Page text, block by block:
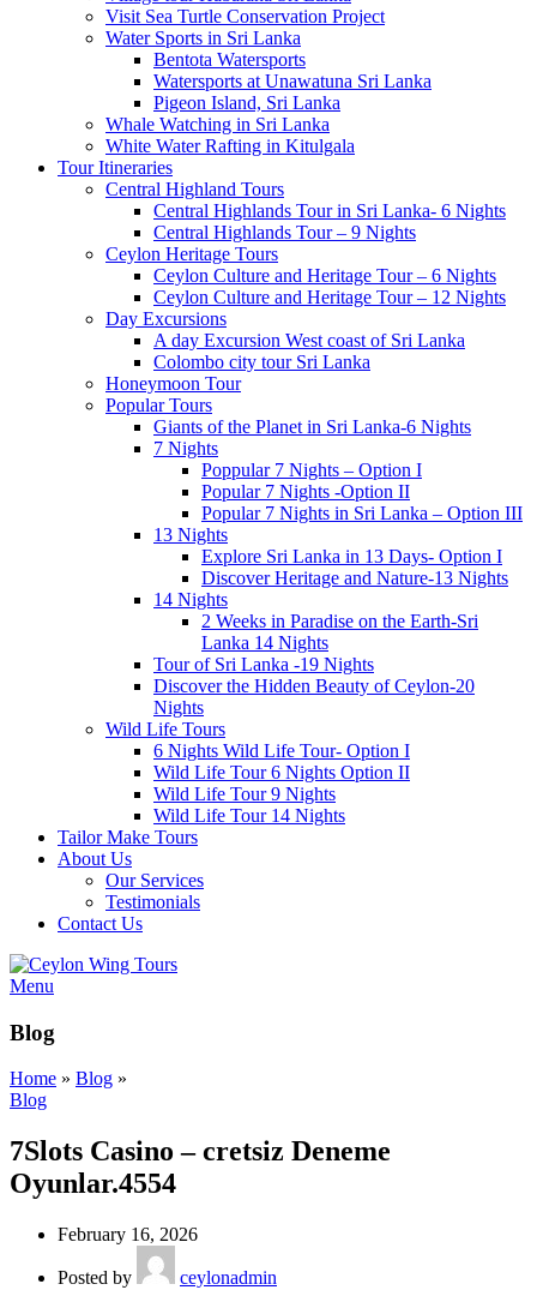
Visit Sea Turtle Conservation Project
Water Sports in Sri Lanka
Bentota Watersports
Watersports at Unawatuna Sri Lanka
Pigeon Island, Sri Lanka
Whale Watching in Sri Lanka
White Water Rafting in Kitulgala
Tour Itineraries
Central Highland Tours
Central Highlands Tour in Sri Lanka- 6 Nights
Central Highlands Tour – 9 Nights
Ceylon Heritage Tours
Ceylon Culture and Heritage Tour – 6 Nights
Ceylon Culture and Heritage Tour – 12 Nights
Day Excursions
A day Excursion West coast of Sri Lanka
Colombo city tour Sri Lanka
Honeymoon Tour
Popular Tours
Giants of the Planet in Sri Lanka-6 Nights
7 Nights
Poppular 7 Nights – Option I
Popular 7 Nights -Option II
Popular 7 Nights in Sri Lanka – Option III
13 Nights
Explore Sri Lanka in 13 Days- Option I
Discover Heritage and Nature-13 Nights
14 Nights
2 Weeks in Paradise on the Earth-Sri
Lanka 14 Nights
Tour of Sri Lanka -19 Nights
Discover the Hidden Beauty of Ceylon-20
Nights
Wild Life Tours
6 Nights Wild Life Tour- Option I
Wild Life Tour 6 Nights Option II
Wild Life Tour 9 Nights
Wild Life Tour 14 Nights
Tailor Make Tours
About Us
Our Services
Testimonials
Contact Us
Menu
Blog
Home » Blog »
Blog
7Slots Casino – cretsiz Deneme
Oyunlar.4554
February 16, 2026
Posted by ceylonadmin